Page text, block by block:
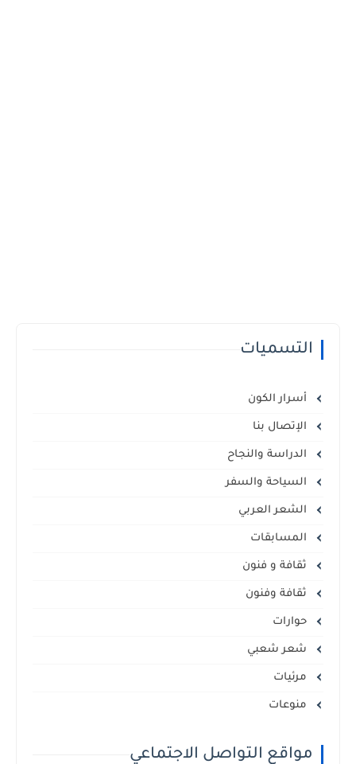
التسميات
أسرار الكون
الإتصال بنا
الدراسة والنجاح
السياحة والسفر
الشعر العربي
المسابقات
ثقافة و فنون
ثقافة وفنون
حوارات
شعر شعبي
مرئيات
منوعات
مواقع التواصل الاجتماعي